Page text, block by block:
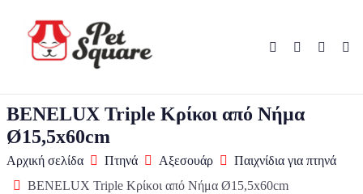
BENELUX Triple Κρίκοι από Νήμα
Ø15,5x60cm
Αρχική σελίδα Πτηνά Αξεσουάρ
Παιχνίδια για πτηνά
BENELUX Triple Κρίκοι από Νήμα Ø15,5x60cm